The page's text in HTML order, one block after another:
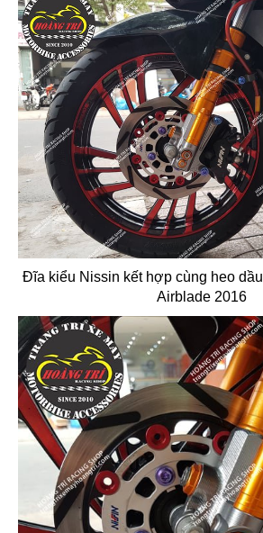
Đĩa kiểu Nissin kết hợp cùng heo
Airblade 2016